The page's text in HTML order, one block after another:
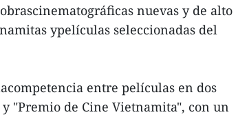
nuevas y de alto
ypelículas seleccionadas del
entre películas en dos
"Premio de Cine Vietnamita", con un